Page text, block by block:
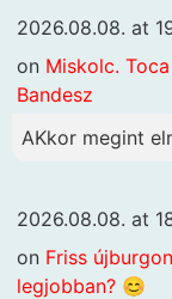
2026.08.08. at
on Miskolc.
Bandesz
AKkor megint
2026.08.08. at
on Friss
legjobban? 😊